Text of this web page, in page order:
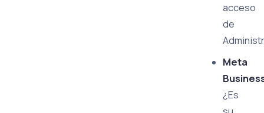
acceso
de
Meta
¿Es